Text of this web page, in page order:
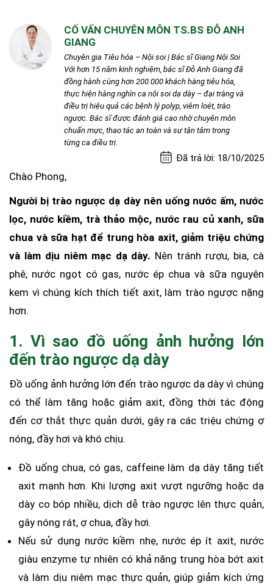
CỐ VẤN CHUYÊN MÔN TS.BS ĐỖ ANH
GIANG
Chuyên gia Tiêu hóa – Nội soi | Bác sĩ Giang Nội Soi
Với hơn 15 năm kinh nghiệm, bác sĩ Đỗ Anh Giang đã
đồng hành cùng hơn 200.000 khách hàng tiêu hóa,
thực hiện hàng nghìn ca nội soi dạ dày – đại tràng và
điều trị hiệu quả các bệnh lý polyp, viêm loét, trào
ngược. Bác sĩ được đánh giá cao nhờ chuyên môn
chuẩn mực, thao tác an toàn và sự tận tâm trong
từng ca điều trị.
Đã trả lời: 18/10/2025
Chào Phong,
Người bị trào ngược dạ dày nên uống nước ấm, nước
lọc, nước kiềm, trà thảo mộc, nước rau củ xanh, sữa
chua và sữa hạt để trung hòa axit, giảm triệu chứng
và làm dịu niêm mạc dạdày. Nên tránh rượu, bia, cà
phê, nước ngọt có gas, nước ép chua và sữa nguyên
kem vì chúng kích thích tiết axit, làm trào ngược nặng
hơn.
1. Vì sao đồ uống ảnh hưởng lớn
đến trào ngược dạ dày
Đồ uống ảnh hưởng lớn đến trào ngược dạdày vì chúng
có thểlàm tăng hoặc giảm axit, đồng thời tác động
đến cơthắt thực quản dưới, gây ra các triệu chứng ợ
nóng, đầy hơi và khó chịu.
Đồ uống chua, có gas, caffeine làm dạ dày tăng tiết
axit mạnh hơn. Khi lượng axit vượt ngưỡng hoặc dạ
dày co bóp nhiều, dịch dễ trào ngược lên thực quản,
gây nóng rát, ợ chua, đầy hơi.
Nếu sử dụng nước kiềm nhẹ, nước ép ít axit, nước
giàu enzyme tự nhiên có khả năng trung hòa bớt axit
và làm dịu niêm mạc thực quản, giúp giảm kích ứng